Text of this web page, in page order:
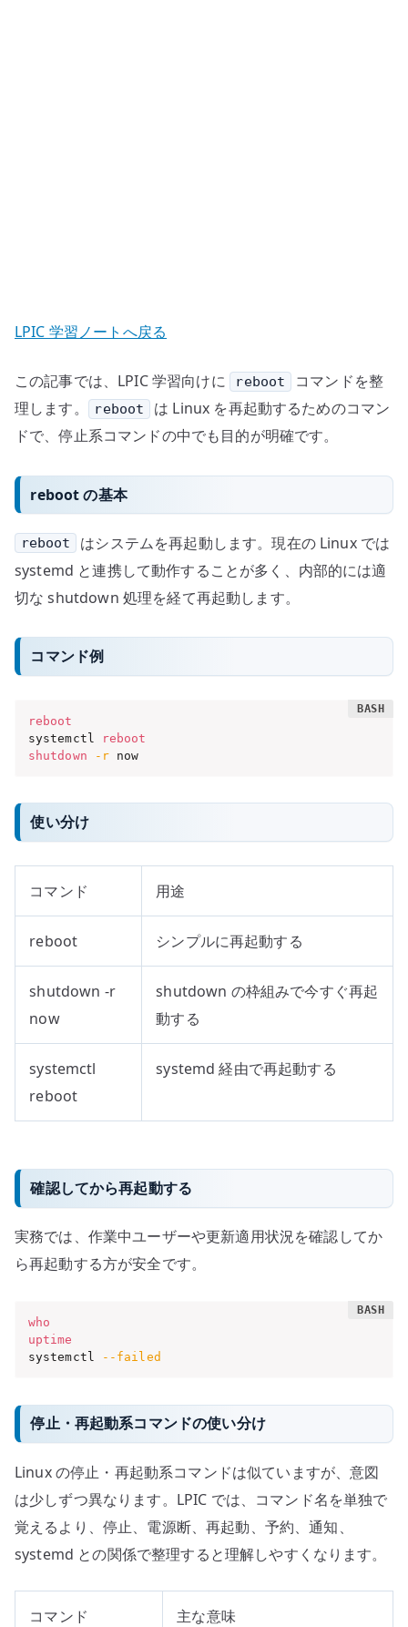
LPIC 学習ノートへ戻る
この記事では、LPIC 学習向けに reboot
コマンドを整
理します。
reboot
は Linux を再起動するためのコマン
ドで、停止系コマンドの中でも目的が明確です。
reboot の基本
reboot
はシステムを再起動します。現在の Linux では
systemd と連携して動作することが多く、内部的には適
切な shutdown 処理を経て再起動します。
コマンド例
reboot
systemctl
reboot
shutdown
-r now
使い分け
コマンド 用途
reboot シンプルに再起動する
shutdown -r
now
shutdown の枠組みで今すぐ再起
動する
systemctl
reboot
systemd 経由で再起動する
確認してから再起動する
実務では、作業中ユーザーや更新適用状況を確認してか
ら再起動する方が安全です。
who
uptime
systemctl
--failed
停止・再起動系コマンドの使い分け
Linux の停止・再起動系コマンドは似ていますが、意図
は少しずつ異なります。LPIC では、コマンド名を単独で
覚えるより、停止、電源断、再起動、予約、通知、
systemd との関係で整理すると理解しやすくなります。
コマンド 主な意味